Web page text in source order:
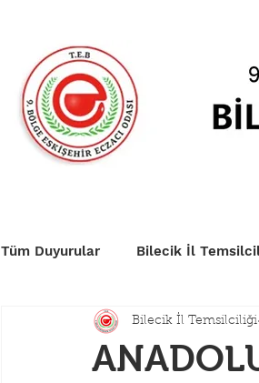
Tüm Duyurular Bilecik İl
Bilecik İl Temsilciliği